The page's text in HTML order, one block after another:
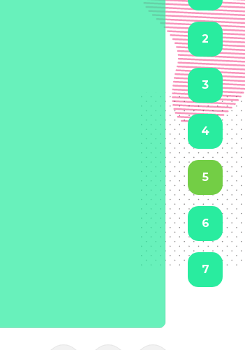
2
3
4
5
6
7